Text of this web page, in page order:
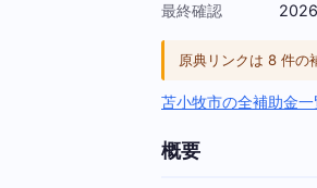
最終確認
原典リンクは 8 件の
苫小牧市の全補助金
概要